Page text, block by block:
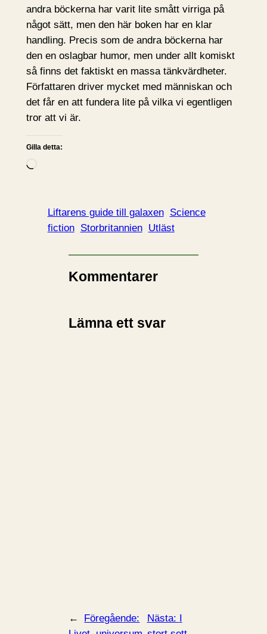
andra böckerna har varit lite smått virriga på
något sätt, men den här boken har en klar
handling. Precis som de andra böckerna har
den en oslagbar humor, men under allt komiskt
så finns det faktiskt en massa tänkvärdheter.
Författaren driver mycket med människan och
det får en att fundera lite på vilka vi egentligen
tror att vi är.
Gilla detta:
L
Liftarens guide till galaxen Science
fiction Storbritannien Utläst
Kommentarer
Lämna ett svar
←
Föregående:
Nästa: